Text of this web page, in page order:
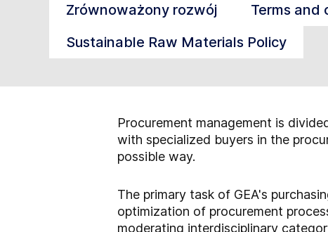
Zrównoważony rozwój
Terms and
Sustainable Raw Materials Policy
Procurement management is
with specialized buyers in the
possible way.
The primary task of GEA's
optimization of procurement
moderating interdisciplinary